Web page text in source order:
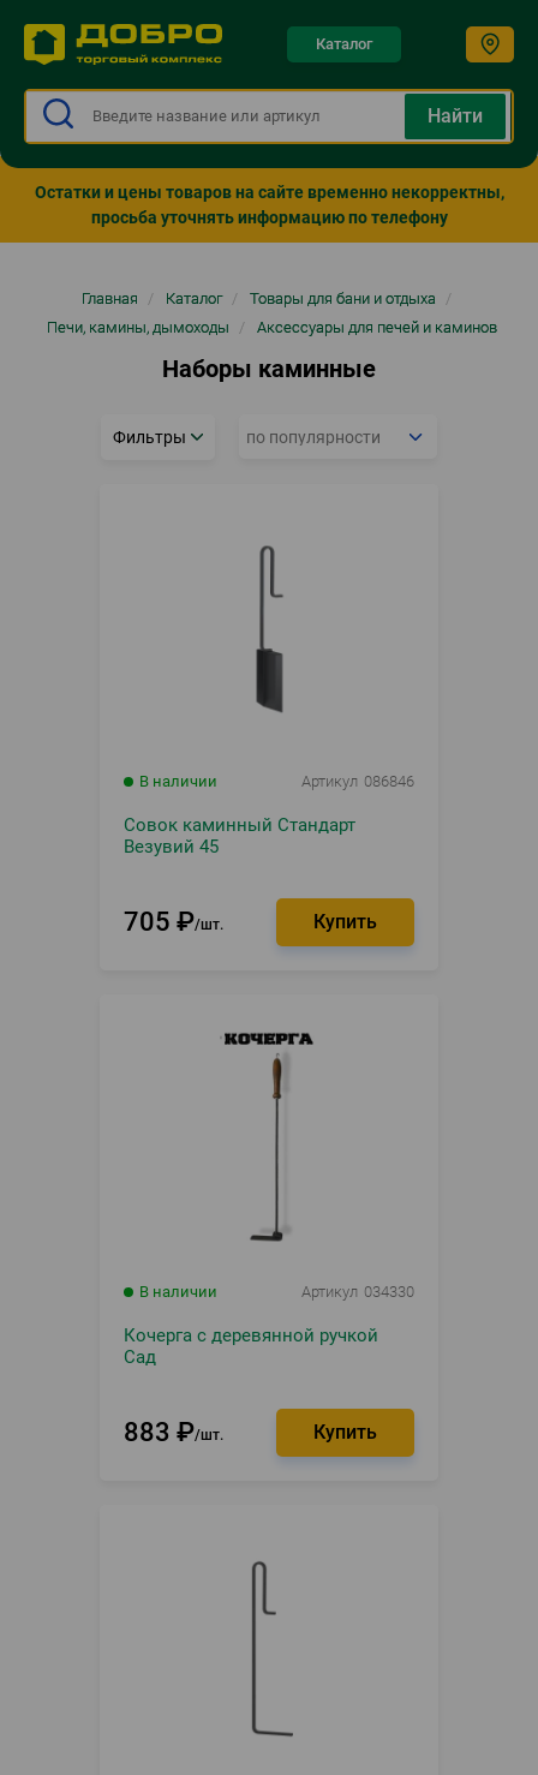
Каталог
Остатки и цены товаров на сайте временно некорректны,
просьба уточнять информацию по телефону
Строка
навигации
Главная / Каталог / Товары для бани и отдыха
/
Печи, камины, дымоходы
/ Аксессуары для печей и каминов
Наборы каминные
Фильтры
В наличии Артикул 086846
Совок каминный Стандарт
Везувий 45
705 ₽ шт.
В наличии Артикул 034330
Кочерга с деревянной ручкой
Сад
883 ₽ шт.